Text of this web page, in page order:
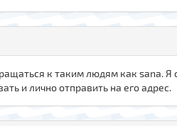
к таким людям как sana. Я
и лично отправить на его адрес.